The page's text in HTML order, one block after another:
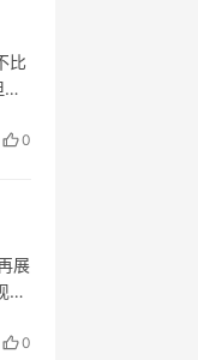
比
0
展
代
0